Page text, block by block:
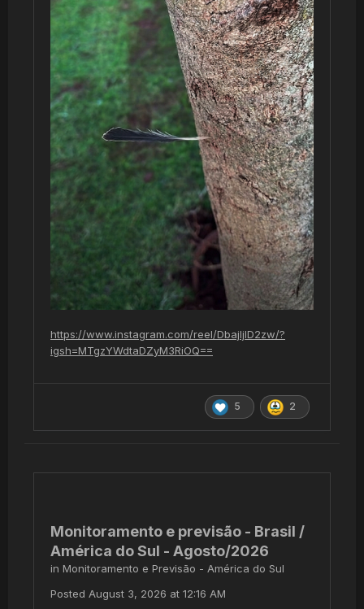
https://www.instagram.com/reel/DbajIjlD2zw/?
igsh=MTgzYWdtaDZyM3RiOQ==
5 2
Monitoramento e previsão - Brasil /
América do Sul - Agosto/2026
in Monitoramento e Previsão - América do Sul
Posted August 3, 2026 at 12:16 AM